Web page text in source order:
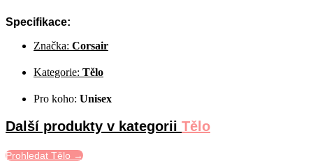
Specifikace:
Značka: Corsair
Kategorie: Tělo
Pro koho: Unisex
Další produkty v kategorii Tělo
Prohledat Tělo →